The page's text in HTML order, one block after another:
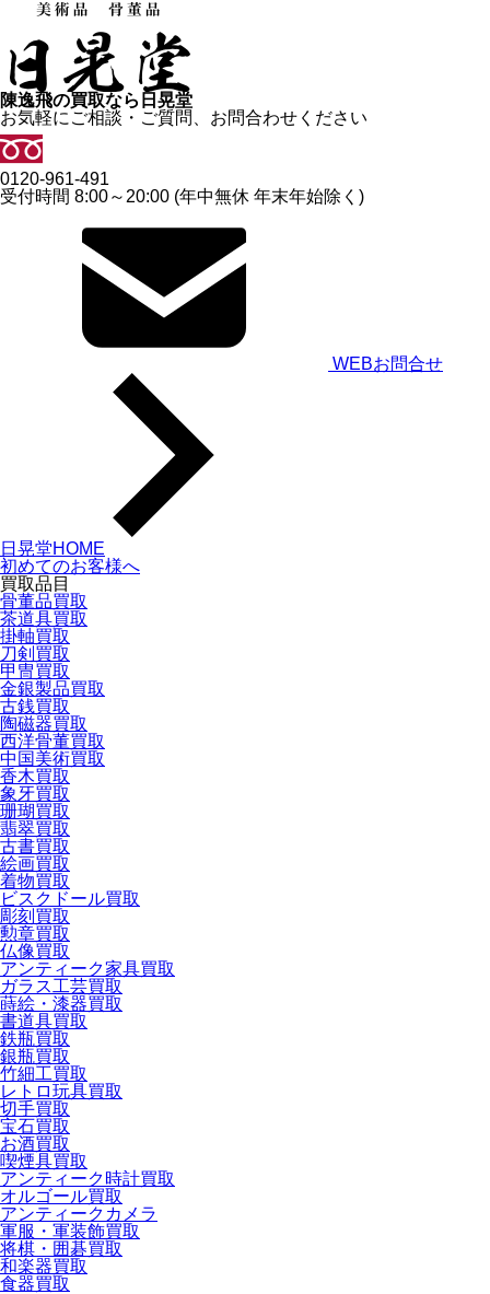
陳逸飛の買取なら日晃堂
お気軽にご相談・ご質問、お問合わせください
0120-961-491
受付時間 8:00～20:00 (年中無休 年末年始除く)
WEBお問合せ
日晃堂HOME
初めてのお客様へ
買取品目
骨董品買取
茶道具買取
掛軸買取
刀剣買取
甲冑買取
金銀製品買取
古銭買取
陶磁器買取
西洋骨董買取
中国美術買取
香木買取
象牙買取
珊瑚買取
翡翠買取
古書買取
絵画買取
着物買取
ビスクドール買取
彫刻買取
勲章買取
仏像買取
アンティーク家具買取
ガラス工芸買取
蒔絵・漆器買取
書道具買取
鉄瓶買取
銀瓶買取
竹細工買取
レトロ玩具買取
切手買取
宝石買取
お酒買取
喫煙具買取
アンティーク時計買取
オルゴール買取
アンティークカメラ
軍服・軍装飾買取
将棋・囲碁買取
和楽器買取
食器買取